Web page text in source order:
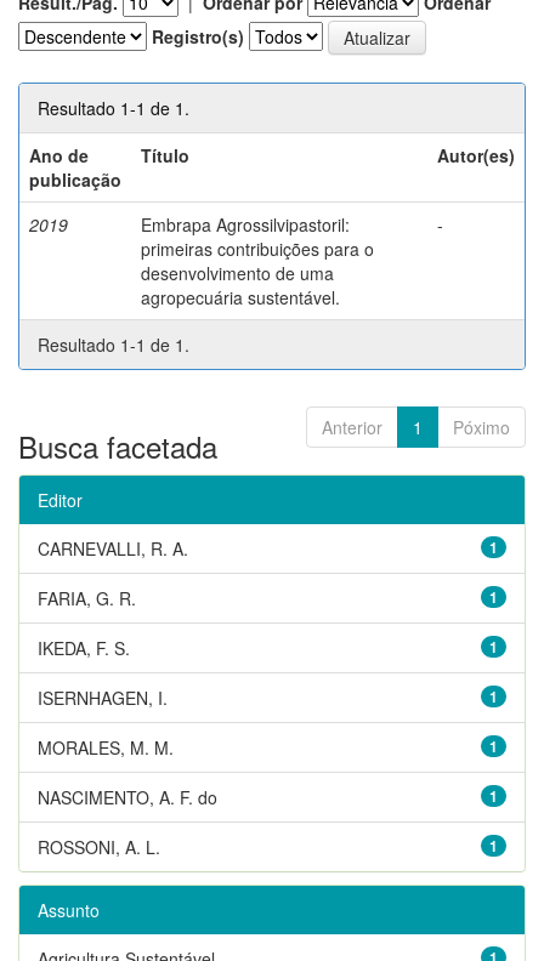
Registro(s)
Resultado 1-1 de 1.
Ano de
publicação
Título Autor(es)
2019
Embrapa Agrossilvipastoril:
primeiras contribuições para o
desenvolvimento de uma
agropecuária sustentável.
-
Resultado 1-1 de 1.
Anterior 1 Póximo
Busca facetada
Editor
1
CARNEVALLI, R. A.
1
FARIA, G. R.
1
IKEDA, F. S.
1
ISERNHAGEN, I.
1
MORALES, M. M.
1
NASCIMENTO, A. F. do
1
ROSSONI, A. L.
Assunto